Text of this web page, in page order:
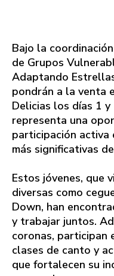
Bajo la
de Grupos
Adaptando
pondrán a la venta
Delicias los días 1
representa una
participación activa
más significativas
Estos jóvenes, que
diversas como
Down, han
y trabajar juntos.
coronas, participan
clases de canto y
que fortalecen su